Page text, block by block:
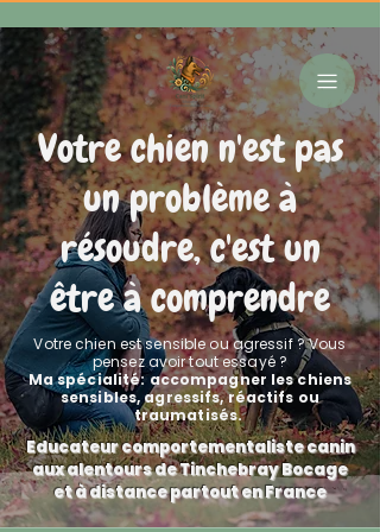
Votre chien n'est pas
un problème à
résoudre, c'est un
être à comprendre
Votre chien est sensible ou agressif ? Vous
pensez avoir tout essayé ?
Ma spécialité: accompagner les chiens
sensibles, agressifs, réactifs ou
traumatisés.
Educateur comportementaliste canin
aux alentours de Tinchebray Bocage
et à distance partout en France